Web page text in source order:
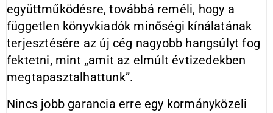
együttműködésre, továbbá reméli, hogy a
független könyvkiadók minőségi kínálatának
terjesztésére az új cég nagyobb hangsúlyt fog
fektetni, mint „amit az elmúlt évtizedekben
megtapasztalhattunk”.
Nincs jobb garancia erre egy kormányközeli